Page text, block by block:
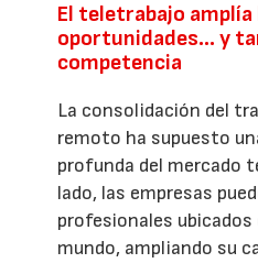
El teletrabajo amplía
oportunidades… y
competencia
La consolidación del
remoto ha supuesto
profunda del mercado
lado, las empresas
profesionales ubicados
mundo, ampliando su